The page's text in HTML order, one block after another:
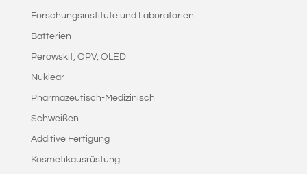
Forschungsinstitute und Laboratorien
Batterien
Perowskit, OPV, OLED
Nuklear
Pharmazeutisch-Medizinisch
Schweißen
Additive Fertigung
Kosmetikausrüstung